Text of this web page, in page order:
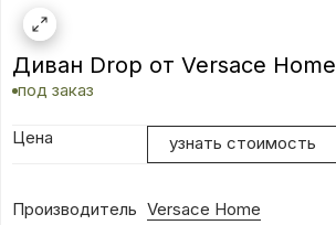
Диван Drop от Versace Home
под заказ
Цена узнать стоимость
Производитель Versace Home